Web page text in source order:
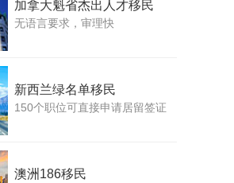
加拿大魁省杰出人才移民
无语言要求，审理快
新西兰绿名单移民
150个职位可直接申请居留签证
澳洲186移民